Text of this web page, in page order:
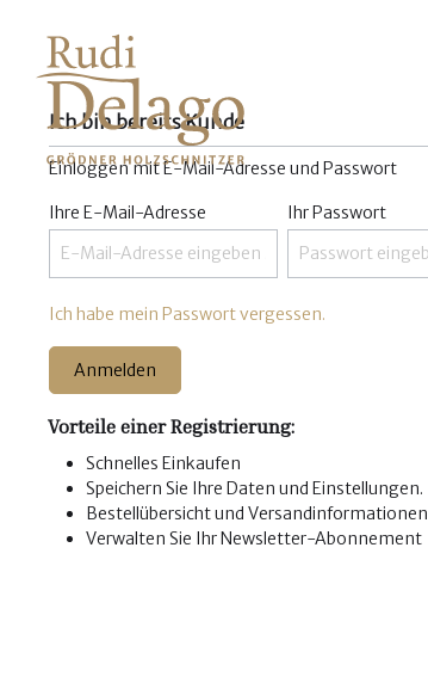
Ich bin bereits Kunde
Einloggen mit E-Mail-Adresse und Passwort
Ihre E-Mail-Adresse Ihr Passwort
Ich habe mein Passwort vergessen.
Anmelden
Vorteile einer Registrierung:
Schnelles Einkaufen
Speichern Sie Ihre Daten und Einstellungen.
Bestellübersicht und Versandinformationen
Verwalten Sie Ihr Newsletter-Abonnement